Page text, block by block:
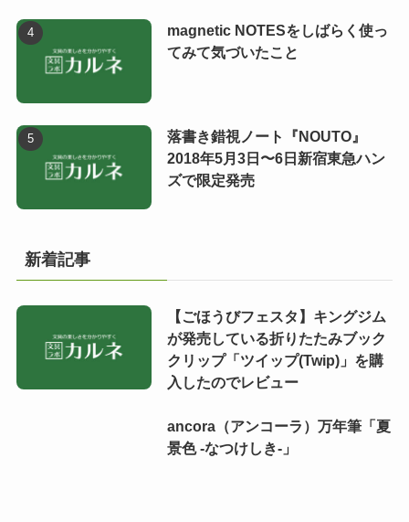
magnetic NOTESをしばらく使っ
てみて気づいたこと
落書き錯視ノート『NOUTO』
2018年5月3日〜6日新宿東急ハン
ズで限定発売
新着記事
【ごほうびフェスタ】キングジム
が発売している折りたたみブック
クリップ「ツイップ(Twip)」を購
入したのでレビュー
ancora（アンコーラ）万年筆「夏
景色 -なつけしき-」